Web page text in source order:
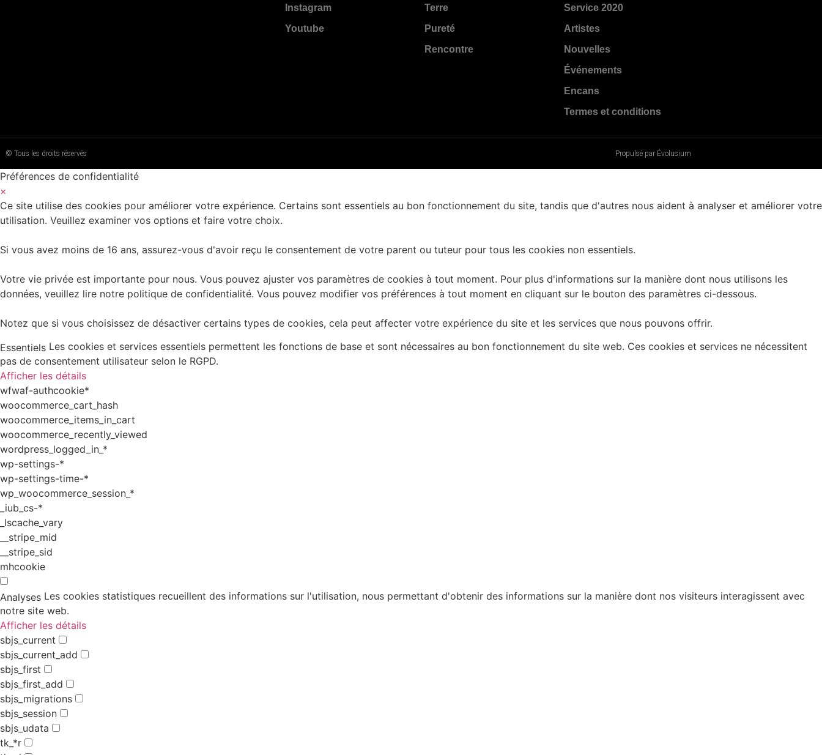
Instagram
Youtube
Terre
Pureté
Rencontre
Service 2020
Artistes
Nouvelles
Événements
Encans
Termes et conditions
© Tous les droits réservés Propulsé par Évolusium
Préférences de confidentialité
×
Ce site utilise des cookies pour améliorer votre expérience. Certains sont essentiels au bon fonctionnement du site, tandis que d'autres nous aident à analyser et améliorer votre
utilisation. Veuillez examiner vos options et faire votre choix.
Si vous avez moins de 16 ans, assurez-vous d'avoir reçu le consentement de votre parent ou tuteur pour tous les cookies non essentiels.
Votre vie privée est importante pour nous. Vous pouvez ajuster vos paramètres de cookies à tout moment. Pour plus d'informations sur la manière dont nous utilisons les
données, veuillez lire notre politique de confidentialité. Vous pouvez modifier vos préférences à tout moment en cliquant sur le bouton des paramètres ci-dessous.
Notez que si vous choisissez de désactiver certains types de cookies, cela peut affecter votre expérience du site et les services que nous pouvons offrir.
Essentiels Les cookies et services essentiels permettent les fonctions de base et sont nécessaires au bon fonctionnement du site web. Ces cookies et services ne nécessitent
pas de consentement utilisateur selon le RGPD.
Afficher les détails
wfwaf-authcookie*
woocommerce_cart_hash
woocommerce_items_in_cart
woocommerce_recently_viewed
wordpress_logged_in_*
wp-settings-*
wp-settings-time-*
wp_woocommerce_session_*
_iub_cs-*
_lscache_vary
__stripe_mid
__stripe_sid
mhcookie
Analyses Les cookies statistiques recueillent des informations sur l'utilisation, nous permettant d'obtenir des informations sur la manière dont nos visiteurs interagissent avec
notre site web.
Afficher les détails
sbjs_current
sbjs_current_add
sbjs_first
sbjs_first_add
sbjs_migrations
sbjs_session
sbjs_udata
tk_*r